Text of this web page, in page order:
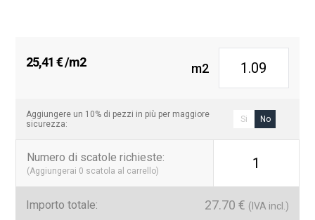
25,41€/m2 m2
Aggiungere un 10% di pezzi in più per maggiore
sicurezza:
Si No
Numero di scatole richieste:
(Aggiungerai 0 scatola al carrello) 1
Importo totale: 27.70 € (IVA incl.)